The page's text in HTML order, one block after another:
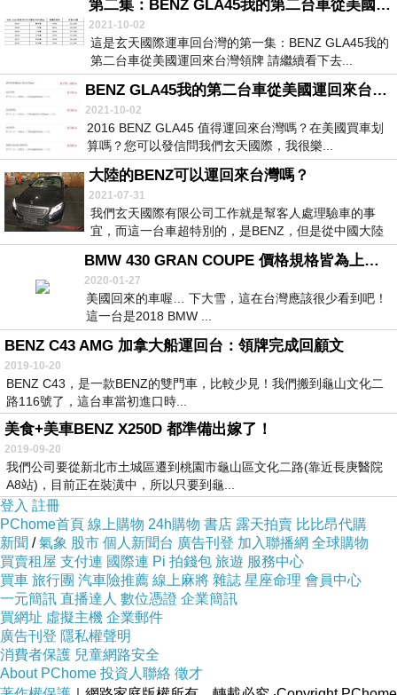
第二集：BENZ GLA45我的第二台車從美國運回來台灣領牌
2021-10-02
這是玄天國際運車回台灣的第一集：BENZ GLA45我的
第二台車從美國運回來台灣領牌 請繼續看下去...
BENZ GLA45我的第二台車從美國運回來台灣領牌
2021-10-02
2016 BENZ GLA45 值得運回來台灣嗎？在美國買車划
算嗎？您可以發信問我們玄天國際，我很樂...
大陸的BENZ可以運回來台灣嗎？
2021-07-31
我們玄天國際有限公司工作就是幫客人處理驗車的事
宜，而這一台車超特別的，是BENZ，但是從中國大陸
來的...
BMW 430 GRAN COUPE 價格規格皆為上品好車啊
2020-01-27
美國回來的車喔… 下大雪，這在台灣應該很少看到吧！
這一台是2018 BMW ...
BENZ C43 AMG 加拿大船運回台：領牌完成回顧文
2019-10-20
BENZ C43，是一款BENZ的雙門車，比較少見！我們搬到龜山文化二
路116號了，這台車當初進口時...
美食+美車BENZ X250D 都準備出嫁了！
2019-09-20
我們公司要從新北市土城區遷到桃園市龜山區文化二路(靠近長庚醫院
A8站)，目前正在裝潢中，所以只要到龜...
登入 註冊
PChome首頁 線上購物 24h購物 書店 露天拍賣 比比昂代購
新聞 /氣象 股市 個人新聞台 廣告刊登 加入聯播網 全球購物
買賣租屋 支付連 國際連 Pi 拍錢包 旅遊 服務中心
買車 旅行團 汽車險推薦 線上麻將 雜誌 星座命理 會員中心
一元簡訊 直播達人 數位憑證 企業簡訊
買網址 虛擬主機 企業郵件
廣告刊登 隱私權聲明
消費者保護 兒童網路安全
About PChome 投資人聯絡 徵才